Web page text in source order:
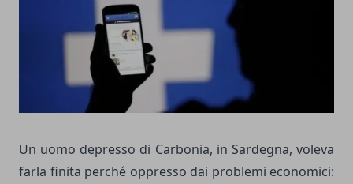
Un uomo depresso di Carbonia, in Sardegna, voleva
farla finita perché oppresso dai problemi economici: